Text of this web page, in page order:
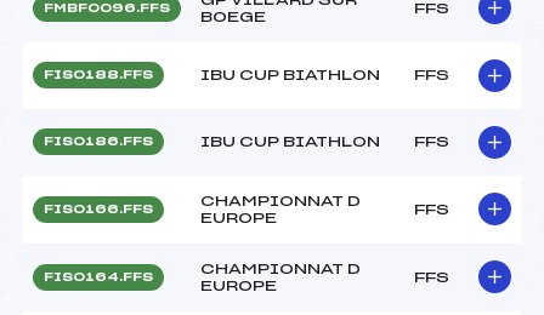
FMBF0096.FFS
BOEGE
FFS
FIS0188.FFS IBU CUP BIATHLON FFS
FIS0186.FFS IBU CUP BIATHLON FFS
FIS0166.FFS
CHAMPIONNAT D
EUROPE
FFS
FIS0164.FFS
CHAMPIONNAT D
EUROPE
FFS